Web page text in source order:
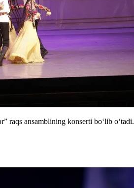
raqs ansamblining konserti boʻlib oʻtadi.